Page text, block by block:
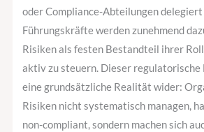
oder Compliance-Abteilungen
Führungskräfte werden zunehmend
Risiken als festen Bestandteil ihrer
aktiv zu steuern. Dieser regulatorische
eine grundsätzliche Realität wider:
Risiken nicht systematisch managen,
non-compliant, sondern machen sich